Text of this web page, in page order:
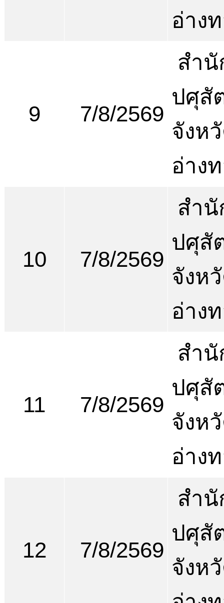
อ่าง
9 7/8/2569
สำนั
ปศุสั
จังห
อ่าง
10 7/8/2569
สำนั
ปศุสั
จังห
อ่าง
11 7/8/2569
สำนั
ปศุสั
จังห
อ่าง
12 7/8/2569
สำนั
ปศุสั
จังห